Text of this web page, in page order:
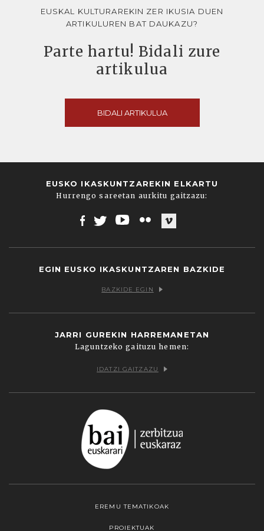
EUSKAL KULTURAREKIN ZER IKUSIA DUEN
ARTIKULUREN BAT DAUKAZU?
Parte hartu! Bidali zure
artikulua
BIDALI ARTIKULUA
EUSKO IKASKUNTZAREKIN ELKARTU
Hurrengo sareetan aurkitu gaitzazu:
EGIN EUSKO IKASKUNTZAREN BAZKIDE
BAZKIDE EGIN
JARRI GUREKIN HARREMANETAN
Laguntzeko gaituzu hemen:
IDATZI GAITZAZU
EREMU TEMATIKOAK
PROIEKTUAK